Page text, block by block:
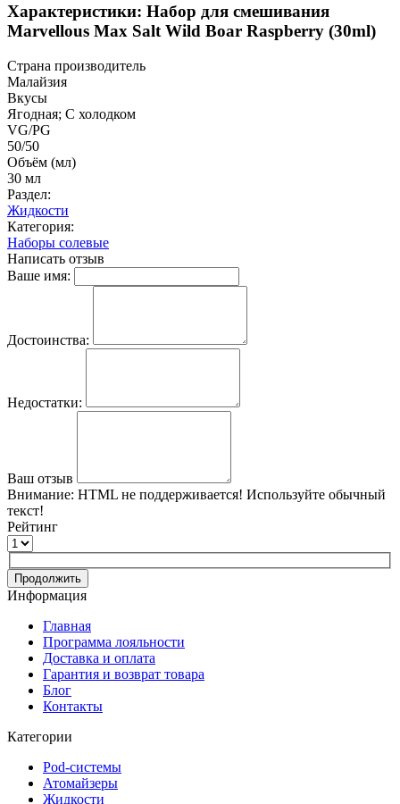
Характеристики: Набор для смешивания
Marvellous Max Salt Wild Boar Raspberry (30ml)
Страна производитель
Малайзия
Вкусы
Ягодная; С холодком
VG/PG
50/50
Объём (мл)
30 мл
Раздел:
Жидкости
Категория:
Наборы солевые
Написать отзыв
Ваше имя:
Достоинства:
Недостатки:
Ваш отзыв
Внимание: HTML не поддерживается! Используйте обычный
текст!
Рейтинг
Продолжить
Информация
Главная
Программа лояльности
Доставка и оплата
Гарантия и возврат товара
Блог
Контакты
Категории
Pod-системы
Атомайзеры
Жидкости